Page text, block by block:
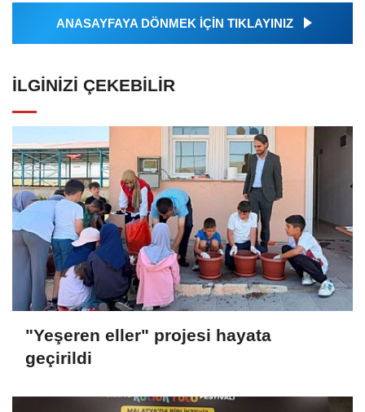
ANASAYFAYA DÖNMEK İÇİN TIKLAYINIZ
İLGINIZI ÇEKEBILIR
"Yeşeren eller" projesi hayata
geçirildi